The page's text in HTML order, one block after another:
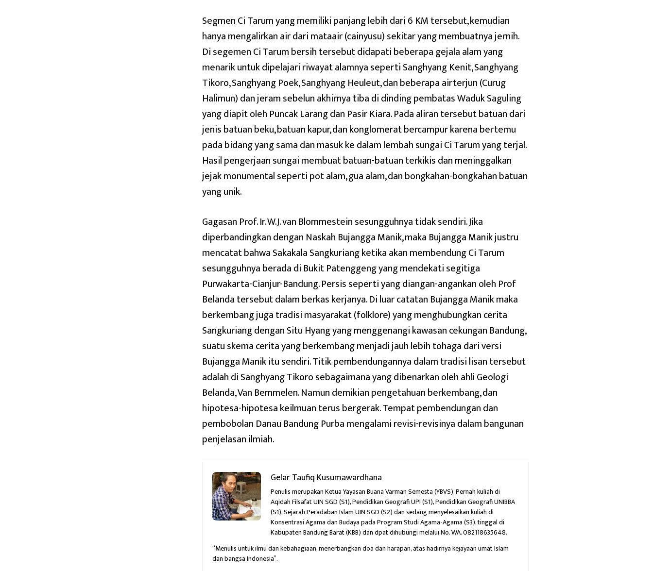
Segmen Ci Tarum yang memiliki panjang lebih dari 6 KM tersebut, kemudian
hanya mengalirkan air dari mataair (cainyusu) sekitar yang membuatnya jernih.
Di segemen Ci Tarum bersih tersebut didapati beberapa gejala alam yang
menarik untuk dipelajari riwayat alamnya seperti Sanghyang Kenit, Sanghyang
Tikoro, Sanghyang Poek, Sanghyang Heuleut, dan beberapa airterjun (Curug
Halimun) dan jeram sebelun akhirnya tiba di dinding pembatas Waduk Saguling
yang diapit oleh Puncak Larang dan Pasir Kiara. Pada aliran tersebut batuan dari
jenis batuan beku, batuan kapur, dan konglomerat bercampur karena bertemu
pada bidang yang sama dan masuk ke dalam lembah sungai Ci Tarum yang terjal.
Hasil pengerjaan sungai membuat batuan-batuan terkikis dan meninggalkan
jejak monumental seperti pot alam, gua alam, dan bongkahan-bongkahan batuan
yang unik.
Gagasan Prof. Ir. W.J. van Blommestein sesungguhnya tidak sendiri. Jika
diperbandingkan dengan Naskah Bujangga Manik, maka Bujangga Manik justru
mencatat bahwa Sakakala Sangkuriang ketika akan membendung Ci Tarum
sesungguhnya berada di Bukit Patenggeng yang mendekati segitiga
Purwakarta-Cianjur-Bandung. Persis seperti yang diangan-angankan oleh Prof
Belanda tersebut dalam berkas kerjanya. Di luar catatan Bujangga Manik maka
berkembang juga tradisi masyarakat (folklore) yang menghubungkan cerita
Sangkuriang dengan Situ Hyang yang menggenangi kawasan cekungan Bandung,
suatu skema cerita yang berkembang menjadi jauh lebih tohaga dari versi
Bujangga Manik itu sendiri. Titik pembendungannya dalam tradisi lisan tersebut
adalah di Sanghyang Tikoro sebagaimana yang dibenarkan oleh ahli Geologi
Belanda, Van Bemmelen. Namun demikian pengetahuan berkembang, dan
hipotesa-hipotesa keilmuan terus bergerak. Tempat pembendungan dan
pembobolan Danau Bandung Purba mengalami revisi-revisinya dalam bangunan
penjelasan ilmiah.
Gelar Taufiq Kusumawardhana
Penulis merupakan Ketua Yayasan Buana Varman Semesta (YBVS). Pernah kuliah di
Aqidah Filsafat UIN SGD (S1), Pendidikan Geografi UPI (S1), Pendidikan Geografi UNIBBA
(S1), Sejarah Peradaban Islam UIN SGD (S2) dan sedang menyelesaikan kuliah di
Konsentrasi Agama dan Budaya pada Program Studi Agama-Agama (S3), tinggal di
Kabupaten Bandung Barat (KBB) dan dpat dihubungi melalui No. WA. 082118635648.
“Menulis untuk ilmu dan kebahagiaan,menerbangkan doa dan harapan,atas hadirnya kejayaan umat Islam
dan bangsa Indonesia”.